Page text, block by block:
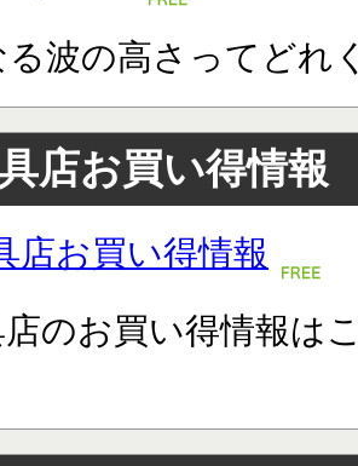
波の高さってどれ
店お買い得情報
店お買い得情報
のお買い得情報は